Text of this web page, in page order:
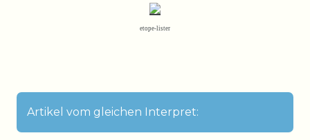
etope-lister
Artikel vom gleichen Interpret: